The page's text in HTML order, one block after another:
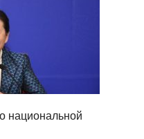
национальной